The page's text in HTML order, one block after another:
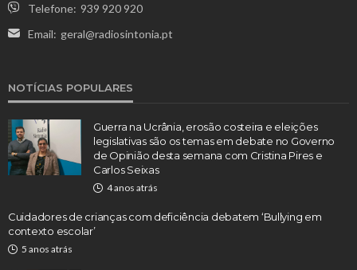
Telefone: 939 920 920
Email: geral@radiosintonia.pt
NOTÍCIAS POPULARES
Guerra na Ucrânia, erosão costeira e eleições
legislativas são os temas em debate no Governo
de Opinião desta semana com Cristina Pires e
Carlos Seixas
4 anos atrás
Cuidadores de crianças com deficiência debatem ‘Bullying em
contexto escolar’
5 anos atrás